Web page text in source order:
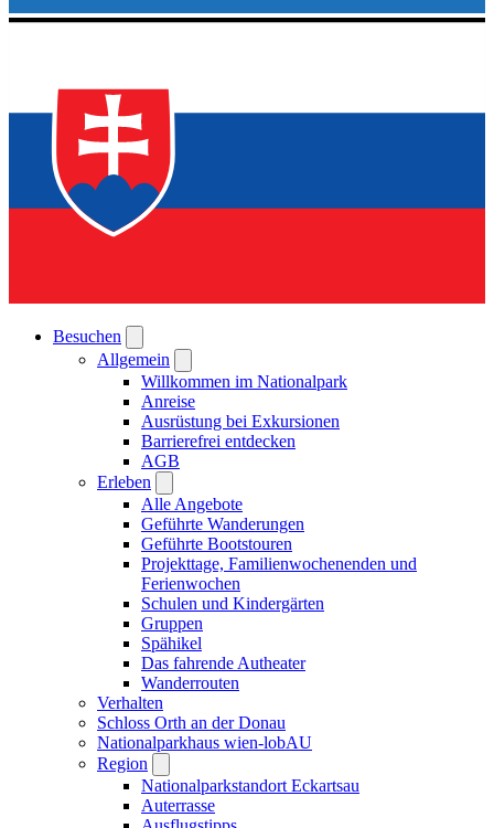
Besuchen
Allgemein
Willkommen im Nationalpark
Anreise
Ausrüstung bei Exkursionen
Barrierefrei entdecken
AGB
Erleben
Alle Angebote
Geführte Wanderungen
Geführte Bootstouren
Projekttage, Familienwochenenden und
Ferienwochen
Schulen und Kindergärten
Gruppen
Spähikel
Das fahrende Autheater
Wanderrouten
Verhalten
Schloss Orth an der Donau
Nationalparkhaus wien-lobAU
Region
Nationalparkstandort Eckartsau
Auterrasse